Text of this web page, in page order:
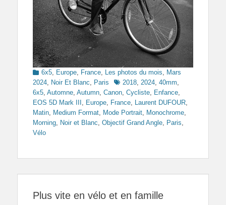
Categories
6x5, Europe, France, Les photos du mois, Mars
2024, Noir Et Blanc, Paris Tags2018, 2024, 40mm,
6x5, Automne, Autumn, Canon, Cycliste, Enfance,
EOS 5D Mark III , Europe, France, Laurent DUFOUR,
Matin, Medium Format, Mode Portrait, Monochrome,
Morning, Noir et Blanc, Objectif Grand Angle, Paris,
Vélo
Plus vite en vélo et en famille